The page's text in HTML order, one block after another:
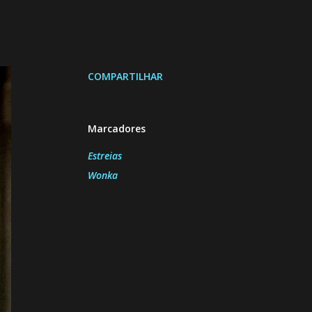
COMPARTILHAR
Marcadores
Estreias
Wonka